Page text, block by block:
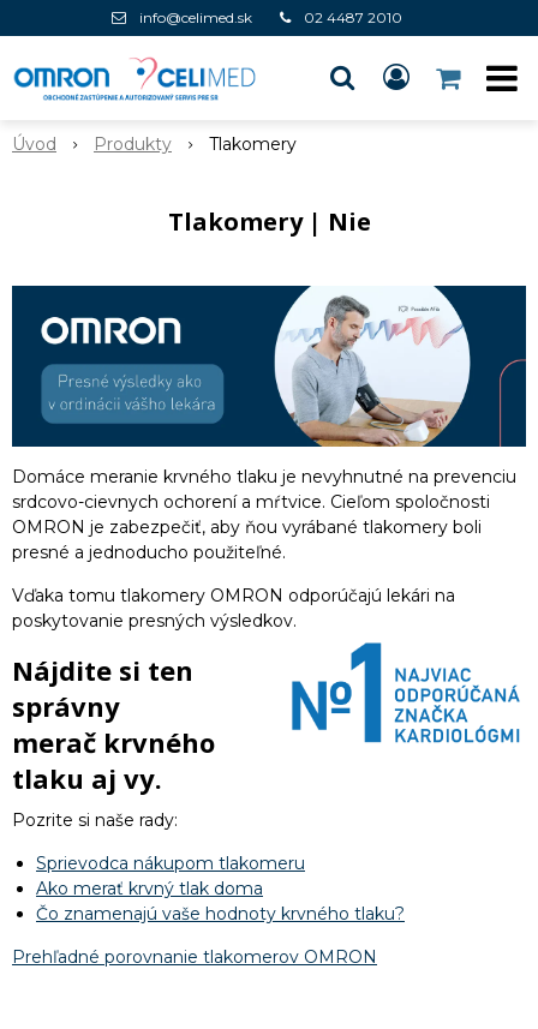
info@celimed.sk 02 4487 2010
Úvod Produkty Tlakomery
Tlakomery | Nie
Domáce meranie krvného tlaku je nevyhnutné na prevenciu
srdcovo-cievnych ochorení a mŕtvice. Cieľom spoločnosti
OMRON je zabezpečiť, aby ňou vyrábané tlakomery boli
presné a jednoducho použiteľné.
Vďaka tomu tlakomery OMRON odporúčajú lekári na
poskytovanie presných výsledkov.
Nájdite si ten
správny
merač krvného
tlaku aj vy.
Pozrite si naše rady:
Sprievodca nákupom tlakomeru
Ako merať krvný tlak doma
Čo znamenajú vaše hodnoty krvného tlaku?
Prehľadné porovnanie tlakomerov OMRON